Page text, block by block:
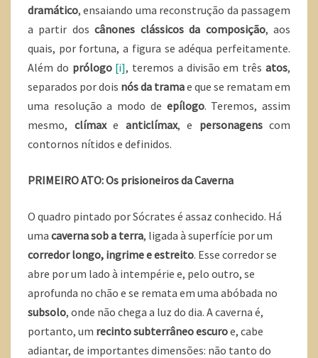
dramático, ensaiando uma reconstrução da passagem
a partir doscânones clássicos da composição, aos
quais, por fortuna, a figura se adéqua perfeitamente.
Além do prólogo [i], teremos a divisão em trêsatos,
separados por dois nós da tramae que se rematam em
uma resolução a modo de epílogo. Teremos, assim
mesmo, clímaxe anticlímax, e personagenscom
contornos nítidos e definidos.
PRIMEIRO ATO: Os prisioneiros da Caverna
O quadro pintado por Sócrates é assaz conhecido. Há
uma caverna sob a terra, ligada à superfície por um
corredor longo, ingrime e estreito. Esse corredor se
abre por um lado à intempérie e, pelo outro, se
aprofunda no chão e se remata em uma abóbada no
subsolo, onde não chega a luz do dia. A caverna é,
portanto, um recinto subterrâneo escuroe, cabe
adiantar, de importantes dimensões: não tanto do